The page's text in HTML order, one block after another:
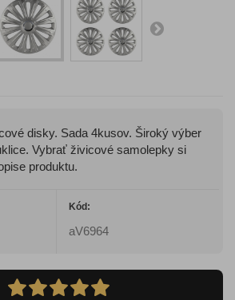
disky. Sada 4kusov. Široký výber
Vybrať živicové samolepky si
produktu.
Kód:
aV6964